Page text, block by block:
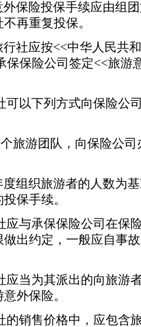
保险投保手续应由组
不再重复投保。
社应按<<中华人民共
保保险公司签定<<旅游
以下列方式向保险公
旅游团队，向保险公司
组织旅游者的人数为
投保手续。
与承保保险公司在保
出约定，一般应自事
当为其派出的向旅游
意外保险。
销售价格中，应包含